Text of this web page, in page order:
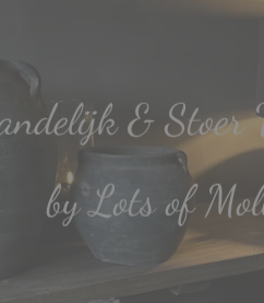
& Stoer
by Lots of